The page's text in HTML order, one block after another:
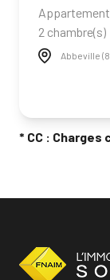
2 chambre(s)
Abbeville
* CC : Charges